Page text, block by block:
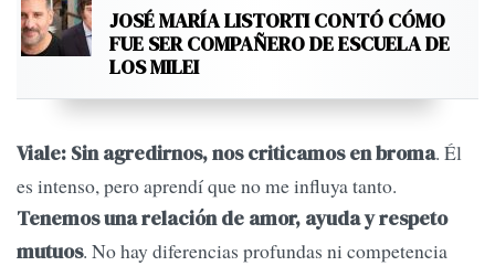
JOSÉ MARÍA LISTORTI CONTÓ CÓMO
FUE SER COMPAÑERO DE ESCUELA DE
LOS MILEI
Viale: Sin agredirnos, nos criticamos en broma. Él
es intenso, pero aprendí que no me influya tanto.
Tenemos una relación de amor, ayuda y respeto
mutuos. No hay diferencias profundas ni competencia